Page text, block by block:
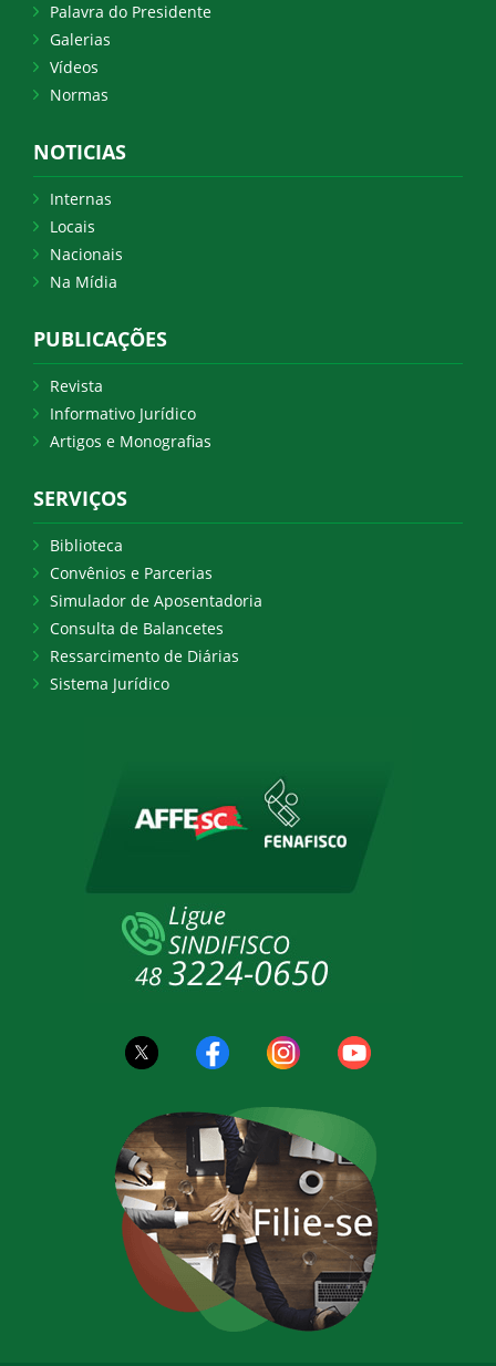
Palavra do Presidente
Galerias
Vídeos
Normas
NOTICIAS
Internas
Locais
Nacionais
Na Mídia
PUBLICAÇÕES
Revista
Informativo Jurídico
Artigos e Monografias
SERVIÇOS
Biblioteca
Convênios e Parcerias
Simulador de Aposentadoria
Consulta de Balancetes
Ressarcimento de Diárias
Sistema Jurídico